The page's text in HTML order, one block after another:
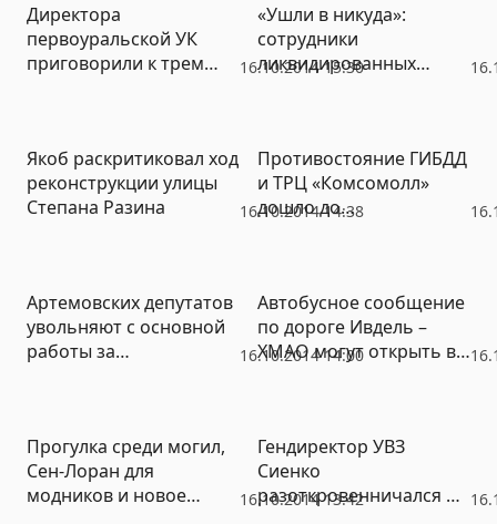
16.10.2014 15:30
Директора
первоуральской УК
приговорили к трем
«Ушли в никуда»:
сотрудники
ликвидированных
16.10.2014 14:38
Якоб раскритиковал ход
реконструкции улицы
Степана Разина
Противостояние ГИБДД
и ТРЦ «Комсомолл»
дошло до
16.10.2014 14:00
Артемовских депутатов
увольняют с основной
работы за
Автобусное сообщение
по дороге Ивдель –
ХМАО могут открыть в
16.10.2014 13:42
Прогулка среди могил,
Сен-Лоран для
модников и новое
Гендиректор УВЗ
Сиенко
разоткровенничался о